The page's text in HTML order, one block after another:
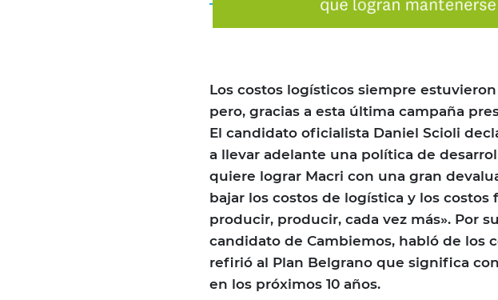
Los costos logísticos siempre
pero, gracias a esta última campaña
El candidato oficialista Daniel Scioli
a llevar adelante una política de
quiere lograr Macri con una gran
bajar los costos de logística y los
producir, producir, cada vez más». Por
candidato de Cambiemos, habló de los
refirió al Plan Belgrano que significa
en los próximos 10 años.